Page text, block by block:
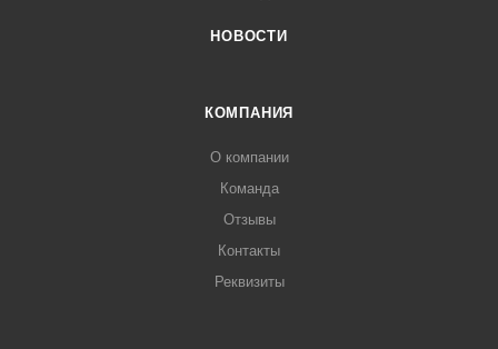
НОВОСТИ
КОМПАНИЯ
О компании
Команда
Отзывы
Контакты
Реквизиты